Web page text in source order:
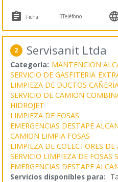
 Ficha Teléfono
2 Servisanit Ltda
Categoría: MANTENCION
SERVICIO DE GASFITERIA
LIMPIEZA DE DUCTOS
SERVICIO DE CAMION
HIDROJET
LIMPIEZA DE FOSAS
EMERGENCIAS DESTAPE
CAMION LIMPIA FOSAS
LIMPIEZA DE COLECTORES DE
SERVICIO LIMPIEZA DE FOSAS
EMERGENCIAS DESTAPE
Servicios disponibles para: